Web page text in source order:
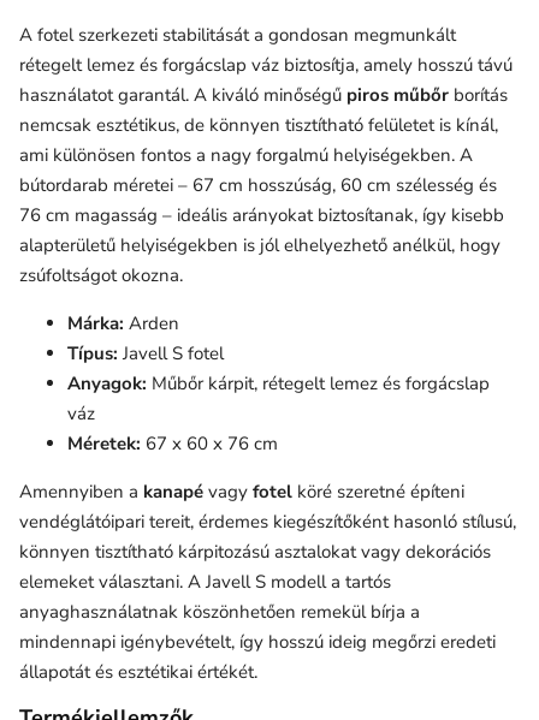
A fotel szerkezeti stabilitását a gondosan megmunkált
rétegelt lemez és forgácslap váz biztosítja, amely hosszú távú
használatot garantál. A kiváló minőségű piros műbőr borítás
nemcsak esztétikus, de könnyen tisztítható felületet is kínál,
ami különösen fontos a nagy forgalmú helyiségekben. A
bútordarab méretei – 67 cm hosszúság, 60 cm szélesség és
76 cm magasság – ideális arányokat biztosítanak, így kisebb
alapterületű helyiségekben is jól elhelyezhető anélkül, hogy
zsúfoltságot okozna.
Márka: Arden
Típus: Javell S fotel
Anyagok: Műbőr kárpit, rétegelt lemez és forgácslap
váz
Méretek: 67 x 60 x 76 cm
Amennyiben a kanapé vagy fotel köré szeretné építeni
vendéglátóipari tereit, érdemes kiegészítőként hasonló stílusú,
könnyen tisztítható kárpitozású asztalokat vagy dekorációs
elemeket választani. A Javell S modell a tartós
anyaghasználatnak köszönhetően remekül bírja a
mindennapi igénybevételt, így hosszú ideig megőrzi eredeti
állapotát és esztétikai értékét.